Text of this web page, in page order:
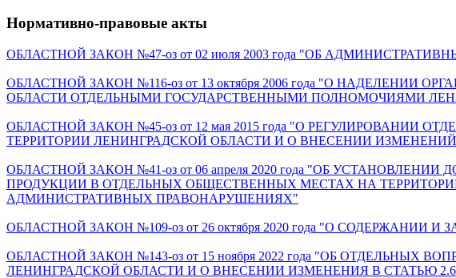
Нормативно-правовые акты
ОБЛАСТНОЙ ЗАКОН №47-оз от 02 июля 2003 года "ОБ
ОБЛАСТНОЙ ЗАКОН №116-оз от 13 октября 2006 года "О
ОБЛАСТИ ОТДЕЛЬНЫМИ ГОСУДАРСТВЕННЫМИ ПОЛНОМОЧИЯМИ
ОБЛАСТНОЙ ЗАКОН №45-оз от 12 мая 2015 года "О
ТЕРРИТОРИИ ЛЕНИНГРАДСКОЙ ОБЛАСТИ И О ВНЕСЕНИИ
ОБЛАСТНОЙ ЗАКОН №41-оз от 06 апреля 2020 года "ОБ
ПРОДУКЦИИ В ОТДЕЛЬНЫХ ОБЩЕСТВЕННЫХ МЕСТАХ НА
АДМИНИСТРАТИВНЫХ ПРАВОНАРУШЕНИЯХ"
ОБЛАСТНОЙ ЗАКОН №109-оз от 26 октября 2020 года "О
ОБЛАСТНОЙ ЗАКОН №143-оз от 15 ноября 2022 года "ОБ
ЛЕНИНГРАДСКОЙ ОБЛАСТИ И О ВНЕСЕНИИ ИЗМЕНЕНИЯ В СТАТЬЮ